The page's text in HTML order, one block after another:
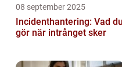
08 september 2025
Incidenthantering: Vad du
gör när intrånget sker